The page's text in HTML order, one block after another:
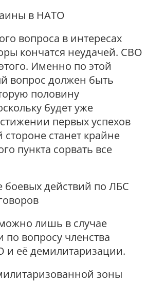
в НАТО
вопроса в интересах
кончатся неудачей. СВО
Именно по этой
вопрос должен быть
половину
будет уже
первых успехов
станет крайне
пункта сорвать все
действий по ЛБС
лишь в случае
по вопросу членства
и её демилитаризации.
зоны